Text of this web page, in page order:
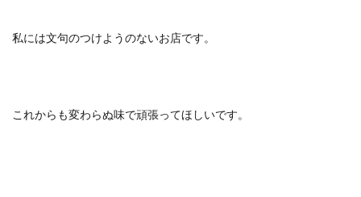
私には文句のつけようのないお店です。
これからも変わらぬ味で頑張ってほしいです。